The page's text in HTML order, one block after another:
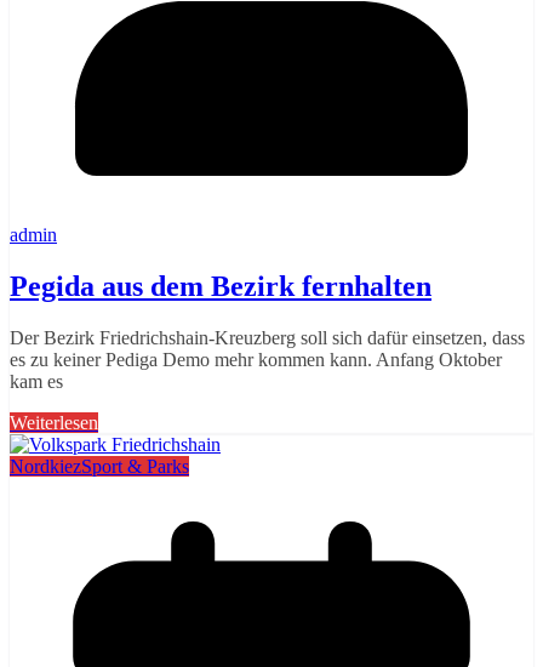
admin
Pegida aus dem Bezirk fernhalten
Der Bezirk Friedrichshain-Kreuzberg soll sich dafür einsetzen, dass
es zu keiner Pediga Demo mehr kommen kann. Anfang Oktober
kam es
Weiterlesen
NordkiezSport & Parks